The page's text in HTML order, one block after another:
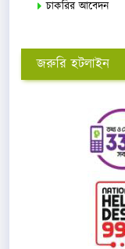
চাকরির আবেদন
জরুরি হটলাইন